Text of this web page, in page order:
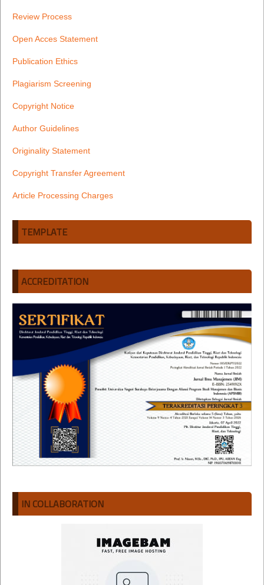
Review Process
Open Acces Statement
Publication Ethics
Plagiarism Screening
Copyright Notice
Author Guidelines
Originality Statement
Copyright Transfer Agreement
Article Processing Charges
TEMPLATE
ACCREDITATION
IN COLLABORATION